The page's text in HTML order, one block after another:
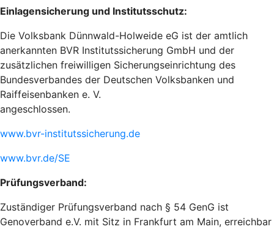
Einlagensicherung und Institutsschutz:
Die Volksbank Dünnwald-Holweide eG ist der amtlich
anerkannten BVR Institutssicherung GmbH und der
zusätzlichen freiwilligen Sicherungseinrichtung des
Bundesverbandes der Deutschen Volksbanken und
Raiffeisenbanken e. V.
angeschlossen.
www.bvr-institutssicherung.de
www.bvr.de/SE
Prüfungsverband:
Zuständiger Prüfungsverband nach § 54 GenG ist
Genoverband e.V. mit Sitz in Frankfurt am Main, erreichbar